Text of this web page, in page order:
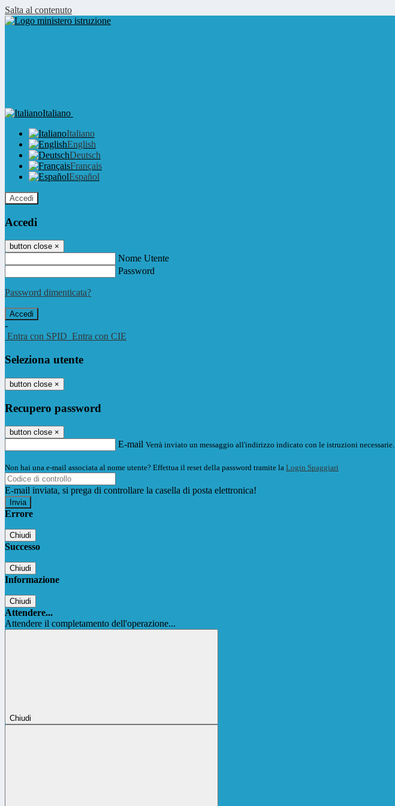
Salta al contenuto
Italiano
Italiano
English
Deutsch
Français
Español
Accedi
Accedi
button close ×
Nome Utente
Password
Password dimenticata?
-
Entra con SPID Entra con CIE
Seleziona utente
button close ×
Recupero password
button close ×
E-mail Verrà inviato un messaggio all'indirizzo indicato con le istruzioni necessarie.
Non hai una e-mail associata al nome utente? Effettua il reset della password tramite la Login Spaggiari
E-mail inviata, si prega di controllare la casella di posta elettronica!
Errore
Chiudi
Successo
Chiudi
Informazione
Chiudi
Attendere...
Attendere il completamento dell'operazione...
Chiudi